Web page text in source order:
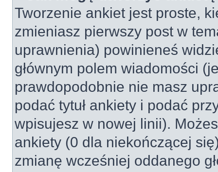
Tworzenie ankiet jest proste,
zmieniasz pierwszy post w
uprawnienia) powinieneś
głównym polem wiadomości
prawdopodobnie nie masz
podać tytuł ankiety i podać
wpisujesz w nowej linii).
ankiety (0 dla niekończącej
zmianę wcześniej oddanego